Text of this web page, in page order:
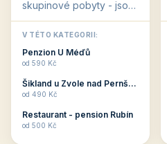
skupinové pobyty - jsou
pro Vás připraveny
objekty, které nabízí
ubytování skupin v
penzionech, hotelích a
Budete překva...
V TÉTO KATEGORII:
Penzion U Méďů
od 590 Kč
Šikland u Zvole nad Pernštejnem
od 490 Kč
Restaurant - pension Rubín
od 500 Kč